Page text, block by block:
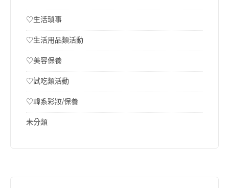
♡生活瑣事
♡生活用品類活動
♡美容保養
♡試吃類活動
♡韓系彩妝/保養
未分類